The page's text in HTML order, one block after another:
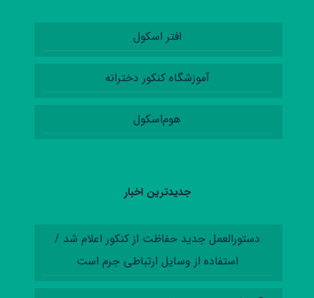
افتر اسکول
آموزشگاه کنکور دخترانه
هوم‌اسکول
جدیدترین اخبار
دستورالعمل‌ جدید حفاظت از کنکور اعلام شد /
استفاده از وسایل ارتباطی جرم است